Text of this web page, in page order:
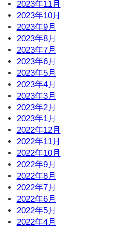
2023年11月
2023年10月
2023年9月
2023年8月
2023年7月
2023年6月
2023年5月
2023年4月
2023年3月
2023年2月
2023年1月
2022年12月
2022年11月
2022年10月
2022年9月
2022年8月
2022年7月
2022年6月
2022年5月
2022年4月